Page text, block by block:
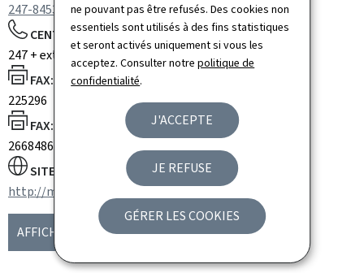
ne pouvant pas être refusés. Des cookies non
essentiels sont utilisés à des fins statistiques
et seront activés uniquement si vous les
acceptez. Consulter notrepolitique de
confidentialité.
J'ACCEPTE
JE REFUSE
GÉRER LES COOKIES
247-84537
CENTRALE TÉLÉPHONIQUE:
247 + extension
FAX:
225296
FAX:
26684861
SITE WEB :
http://mj.gouvernement.lu
AFFICHER LA CARTE